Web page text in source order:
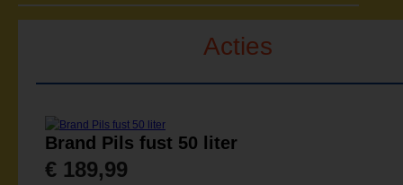
Acties
Brand Pils fust 50 liter
€ 189,99